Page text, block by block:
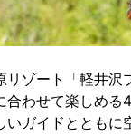
リゾート「軽井
わせて楽しめ
ガイドとともに